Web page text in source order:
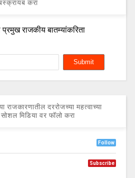
करा
प्रमुख राजकीय बातम्यांकरिता
राजकारणातील दररोजच्या महत्वाच्या
मिडिया वर फॉलो करा
Follow
Subscribe